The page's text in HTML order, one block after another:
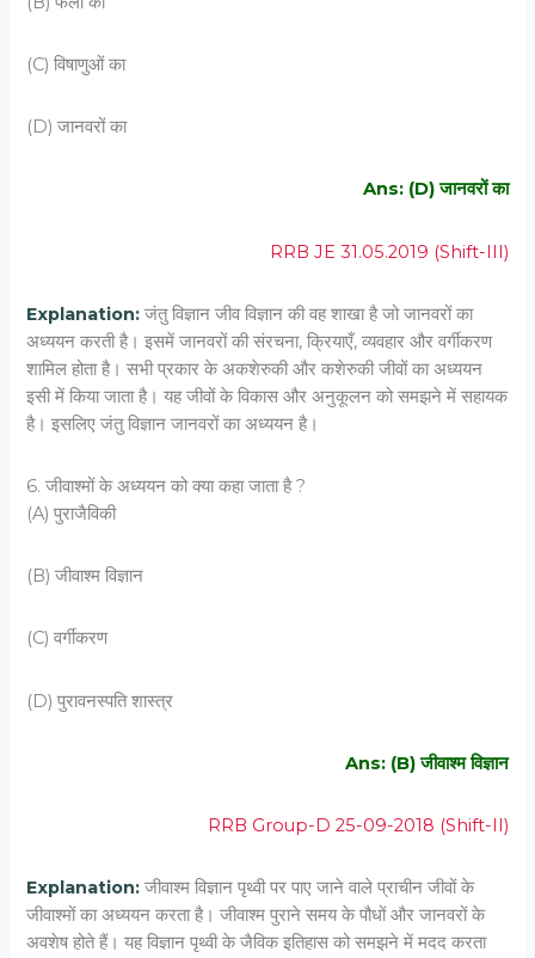
(C) विषाणुओं का
(D) जानवरों का
Ans: (D) जानवरों का
RRB JE 31.05.2019 (Shift-III)
Explanation:जंतु विज्ञान जीव विज्ञान की वह शाखा है जो जानवरों का
अध्ययन करती है। इसमें जानवरों की संरचना, क्रियाएँ, व्यवहार और वर्गीकरण
शामिल होता है। सभी प्रकार के अकशेरुकी और कशेरुकी जीवों का अध्ययन
इसी में किया जाता है। यह जीवों के विकास और अनुकूलन को समझने में सहायक
है। इसलिए जंतु विज्ञान जानवरों का अध्ययन है।
6. जीवाश्‍मों के अध्‍ययन को क्‍या कहा जाता है ?
(A) पुराजैविकी
(B) जीवाश्‍म विज्ञान
(C) वर्गीकरण
(D) पुरावनस्‍पति शास्‍त्र
Ans: (B) जीवाश्‍म विज्ञान
RRB Group-D 25-09-2018 (Shift-II)
Explanation: जीवाश्म विज्ञान पृथ्वी पर पाए जाने वाले प्राचीन जीवों के
जीवाश्मों का अध्ययन करता है। जीवाश्म पुराने समय के पौधों और जानवरों के
अवशेष होते हैं। यह विज्ञान पृथ्वी के जैविक इतिहास को समझने में मदद करता